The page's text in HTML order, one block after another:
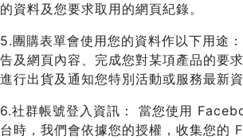
的資料及您要求取用的網頁紀錄。
5.團購表單會使用您的資料作以下用途
告及網頁內容、完成您對某項產品的要
進行出貨及通知您特別活動或服務最新
6.社群帳號登入資訊： 當您使用
台時，我們會依據您的授權，收集您的